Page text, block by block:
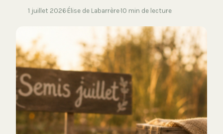
1 juillet 2026·Élise de Labarrère·10 min de lecture